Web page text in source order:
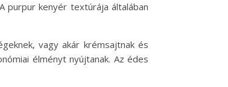
purpur kenyér textúrája általában
vagy akár krémsajtnak és
élményt nyújtanak. Az édes